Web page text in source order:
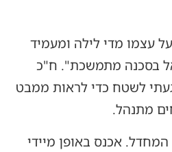
עצמו מדי לילה ומעמיד
בסכנה מתמשכת". ח"כ
לשטח כדי לראות ממבט
מתנהל.
אכנס באופן מיידי